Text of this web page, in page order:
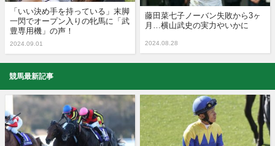
「いい決め手を持っている」末脚
一閃でオープン入りの牝馬に「武
豊専用機」の声！
2024.09.01
藤田菜七子ノーバン失敗から3ヶ
月…横山武史の実力やいかに
2024.08.28
競馬最新記事